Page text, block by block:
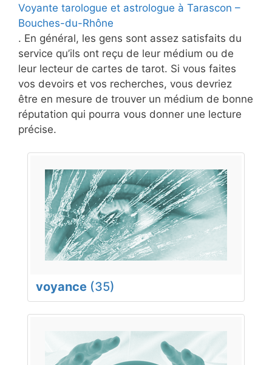
Voyante tarologue et astrologue à Tarascon –
Bouches-du-Rhône
. En général, les gens sont assez satisfaits du
service qu’ils ont reçu de leur médium ou de
leur lecteur de cartes de tarot. Si vous faites
vos devoirs et vos recherches, vous devriez
être en mesure de trouver un médium de bonne
réputation qui pourra vous donner une lecture
précise.
voyance (35)